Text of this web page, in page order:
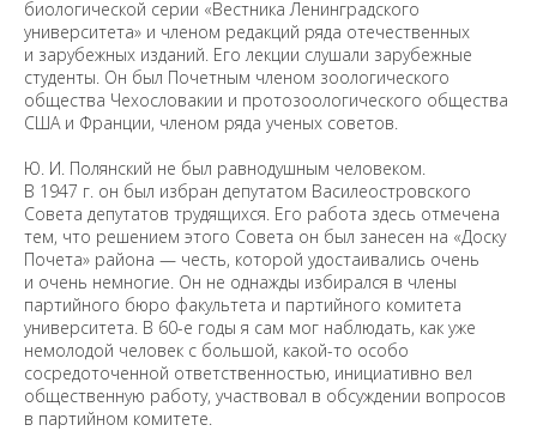
биологической серии «Вестника Ленинградского
университета» и членом редакций ряда отечественных
и зарубежных изданий. Его лекции слушали зарубежные
студенты. Он был Почетным членом зоологического
общества Чехословакии и протозоологического общества
США и Франции, членом ряда ученых советов.
Ю. И. Полянский не был равнодушным человеком.
В 1947 г. он был избран депутатом Василеостровского
Совета депутатов трудящихся. Его работа здесь отмечена
тем, что решением этого Совета он был занесен на «Доску
Почета» района — честь, которой удостаивались очень
и очень немногие. Он не однажды избирался в члены
партийного бюро факультета и партийного комитета
университета. В 60-е годы я сам мог наблюдать, как уже
немолодой человек с большой, какой-то особо
сосредоточенной ответственностью, инициативно вел
общественную работу, участвовал в обсуждении вопросов
в партийном комитете.